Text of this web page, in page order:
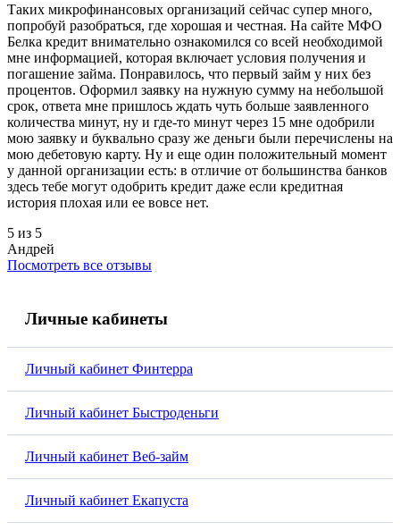
Таких микрофинансовых организаций сейчас супер много,
попробуй разобраться, где хорошая и честная. На сайте МФО
Белка кредит внимательно ознакомился со всей необходимой
мне информацией, которая включает условия получения и
погашение займа. Понравилось, что первый займ у них без
процентов. Оформил заявку на нужную сумму на небольшой
срок, ответа мне пришлось ждать чуть больше заявленного
количества минут, ну и где-то минут через 15 мне одобрили
мою заявку и буквально сразу же деньги были перечислены на
мою дебетовую карту. Ну и еще один положительный момент
у данной организации есть: в отличие от большинства банков
здесь тебе могут одобрить кредит даже если кредитная
история плохая или ее вовсе нет.
5 из 5
Андрей
Посмотреть все отзывы
Личные кабинеты
Личный кабинет Финтерра
Личный кабинет Быстроденьги
Личный кабинет Веб-займ
Личный кабинет Екапуста